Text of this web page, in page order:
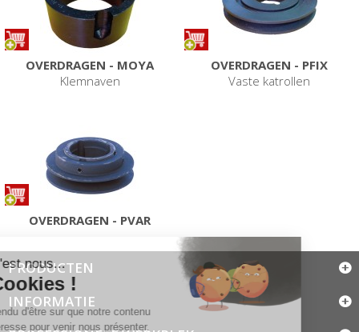
OVERDRAGEN - MOYA
Klemnaven
OVERDRAGEN - PFIX
Vaste katrollen
OVERDRAGEN - PVAR
PRODUCTEN
INFORMATIE